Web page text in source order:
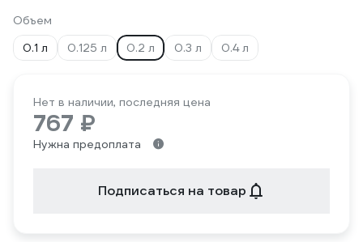
Объем
0.1 л
0.125 л 0.2 л 0.3 л 0.4 л
Нет в наличии, последняя цена
767 ₽
Нужна предоплата
Подписаться на товар